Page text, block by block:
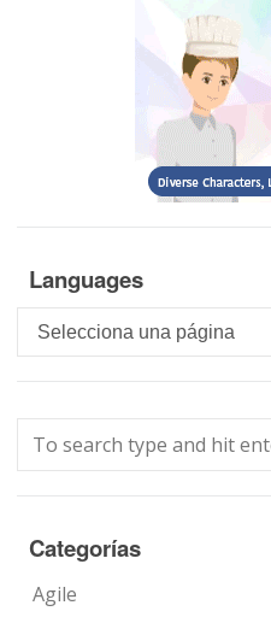
Languages
Languages
Categorías
Agile